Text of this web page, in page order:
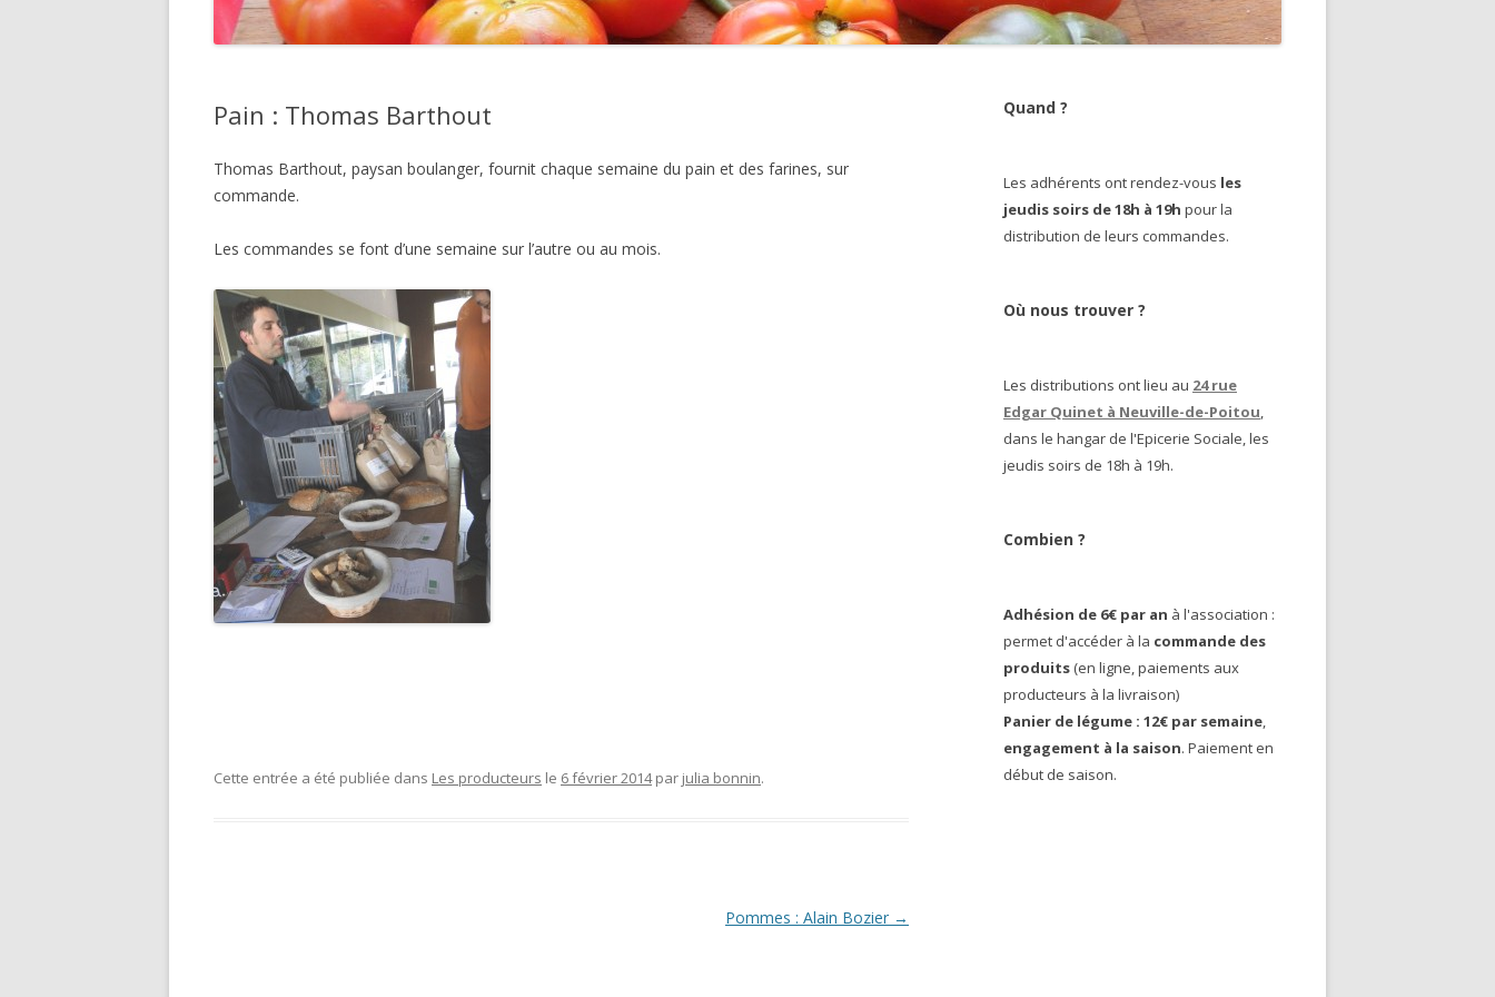
PÂTES
Pain : Thomas Barthout
Thomas Barthout, paysan boulanger, fournit chaque semaine du pain et des farines, sur
commande.
Les commandes se font d’une semaine sur l’autre ou au mois.
Cette entrée a été publiée dans Les producteurs le 6 février 2014 par julia bonnin.
Pommes : Alain Bozier →
Quand ?
Les adhérents ont rendez-vous les
jeudis soirs de 18h à 19h pour la
distribution de leurs commandes.
Où nous trouver ?
Les distributions ont lieu au 24 rue
Edgar Quinet à Neuville-de-Poitou,
dans le hangar de l'Epicerie Sociale, les
jeudis soirs de 18h à 19h.
Combien ?
Adhésion de 6€ par an à l'association :
permet d'accéder à la commande des
produits (en ligne, paiements aux
producteurs à la livraison)
Panier de légume : 12€ par semaine,
engagement à la saison. Paiement en
début de saison.